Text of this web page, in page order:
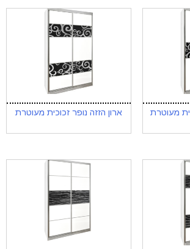
מעוטרת ארון הזזה נופר זכוכית מעוטרת